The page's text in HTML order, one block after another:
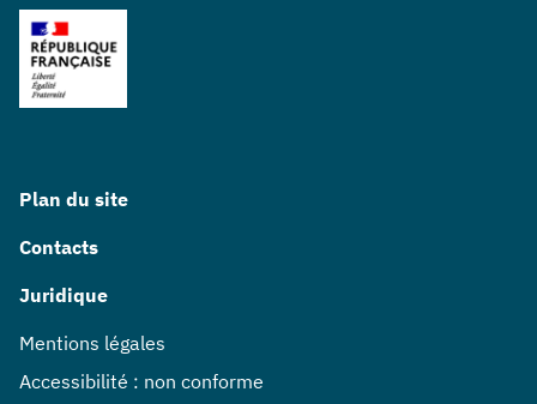
Plan du site
Contacts
Juridique
Mentions légales
Accessibilité : non conforme